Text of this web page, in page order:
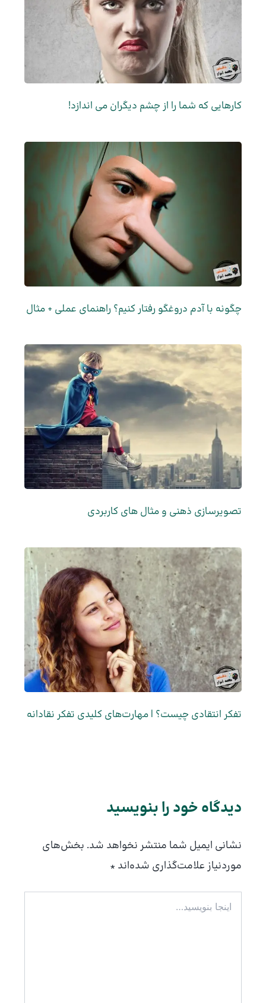
کارهایی که شما را از چشم دیگران می اندازد!
چگونه با آدم دروغگو رفتار کنیم؟ راهنمای عملی + مثال
تصویرسازی ذهنی و مثال های کاربردی
تفکر انتقادی چیست؟ | مهارت‌های کلیدی تفکر نقادانه
دیدگاه‌ خود را بنویسید
نشانی ایمیل شما منتشر نخواهد شد. بخش‌های
موردنیاز علامت‌گذاری شده‌اند *
اینجا
بنویسید…